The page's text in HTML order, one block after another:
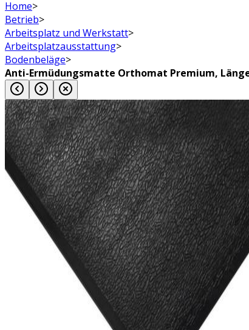
Home>
Betrieb>
Arbeitsplatz und Werkstatt>
Arbeitsplatzausstattung>
Bodenbeläge>
Anti-Ermüdungsmatte Orthomat Premium,